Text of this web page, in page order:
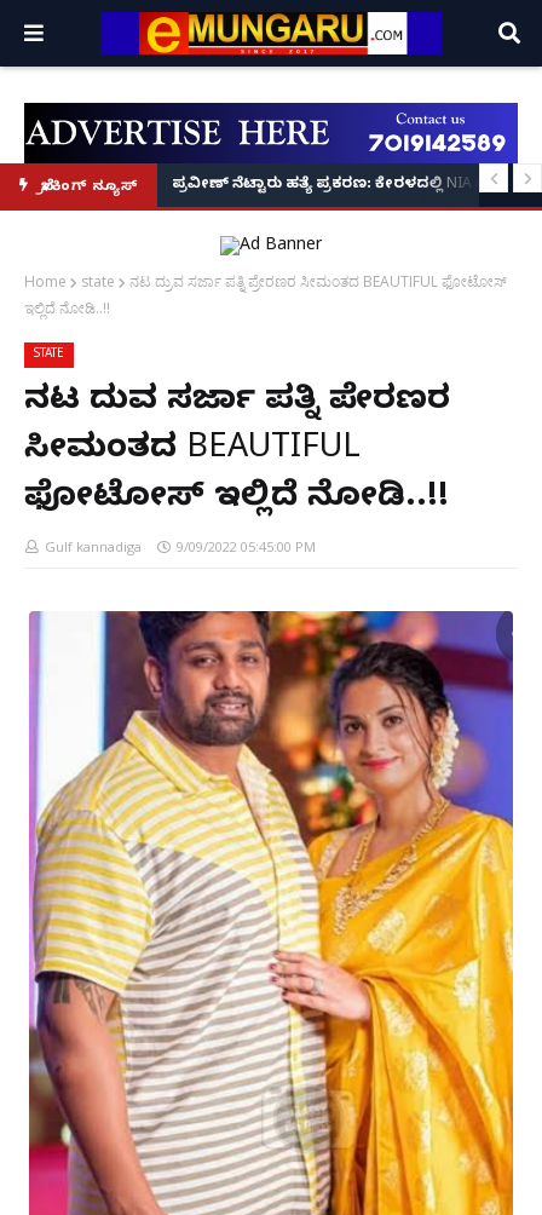
ಬ್ರೇಕಿಂಗ್ ನ್ಯೂಸ್
ನಟಿ ಸುಸ್ಮಿತಾ ಮುಖರ್ಜಿ ಕಣ್ಣೀರಿನ ಹಣೆಬರಹ!
ಕೇರಳದಲ್ಲಿ NIA ಕಾರ್ಯಾಚರಣೆ, ಮತ್ತೊಬ್ಬ ಪ್ರಮುಖ ಆರೋಪಿ ವಶಕ್ಕೆ!
ವೃದ್ಧಾಶ್ರಮದಲ್ಲೇ ತಂದೆಯ ದಾರುಣ ಸಾವು:
Home state
ನಟ ದ್ರುವ ಸರ್ಜಾ ಪತ್ನಿ ಪ್ರೇರಣರ ಸೀಮಂತದ BEAUTIFUL ಫೋಟೋಸ್
ಇಲ್ಲಿದೆ ನೋಡಿ..!!
STATE
ನಟ ದ್ರುವ ಸರ್ಜಾ ಪತ್ನಿ ಪ್ರೇರಣರ
ಸೀಮಂತದ BEAUTIFUL
ಫೋಟೋಸ್ ಇಲ್ಲಿದೆ ನೋಡಿ..!!
Gulf kannadiga 9/09/2022 05:45:00 PM